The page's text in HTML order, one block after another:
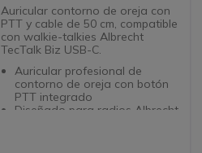
con PTT (cable 50 cm, USB-
C)
Auricular contorno de oreja con
PTT y cable de 50 cm, compatible
con walkie-talkies Albrecht
TecTalk Biz USB-C.
Auricular profesional de
contorno de oreja con botón
PTT integrado
Diseñado para radios Albrecht